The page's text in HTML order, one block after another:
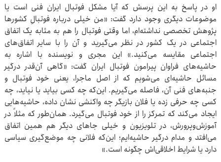
او در پاسخ به این پرسش که آیا مشکل فوتبال ایران فنی است یا
موضوعات دیگری وجود دارد گفت: «من خیلی درباره فوتبالِ کشورها
پژوهش تخصصی نداشته‌ام، اما وقتی فوتبال را هم به مثابه یک اتفاق
اجتماعی در یک کشور در نظر می‌گیرید و آن را با سایر اتفاق‌های
اجتماعی مقایسه می‌کنید.» این مجری و نویسنده با اشاره به
حاشیه‌های فراوان پیرامون فوتبال ایران گفت: «گاهی آن‌قدر درگیر
مسائل حاشیه‌ای می‌شویم که از اصل ماجرا، یعنی خود فوتبال و
جنبه‌های فنی آن، فاصله می‌گیریم. این‌که چه کسی بیاید یا نیاید، چه
کسی چه حرفی زده یا فلان بازیگر چه واکنشی نشان داده، حاشیه‌هایی
ایجاد می‌کند که تمرکز را از خود فوتبال می‌گیرد. همان‌طور که مثلاً در
آموزش‌وپرورش، در تلویزیون و خیلی جاهای دیگر هم همین اتفاق
می‌افتد و مدام درگیر حاشیه‌ایم؛ این‌که فلانی چه موضع‌گیری سیاسی
دارد یا شرایط اخلاقی‌اش چگونه است.»